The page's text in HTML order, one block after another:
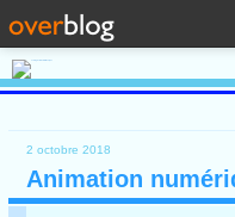
2 octobre 2018
Animation